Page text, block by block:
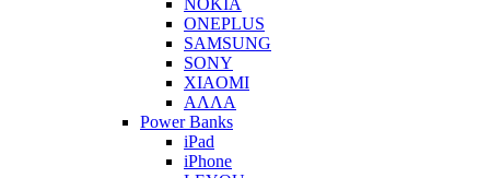
NOKIA
ONEPLUS
SAMSUNG
SONY
XIAOMI
ΑΛΛΑ
Power Banks
iPad
iPhone